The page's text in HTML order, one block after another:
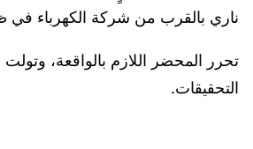
ناري بالقرب من شركة الكهرباء
تحرر المحضر اللازم بالواقعة، وتولت
التحقيقات.